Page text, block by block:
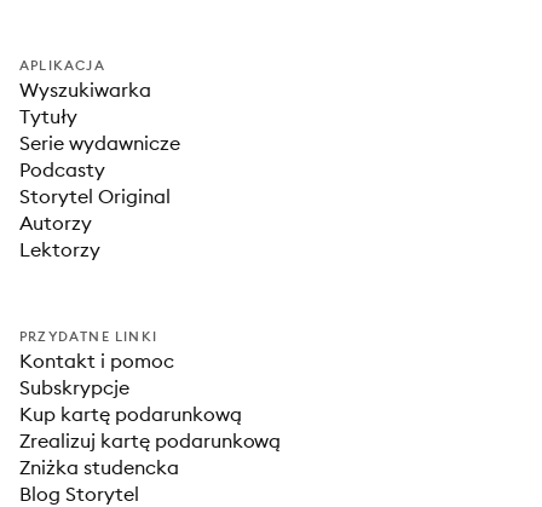
APLIKACJA
Wyszukiwarka
Tytuły
Serie wydawnicze
Podcasty
Storytel Original
Autorzy
Lektorzy
PRZYDATNE LINKI
Kontakt i pomoc
Subskrypcje
Kup kartę podarunkową
Zrealizuj kartę podarunkową
Zniżka studencka
Blog Storytel